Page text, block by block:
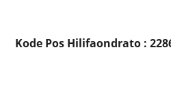
Kode Pos Hilifaondrato :